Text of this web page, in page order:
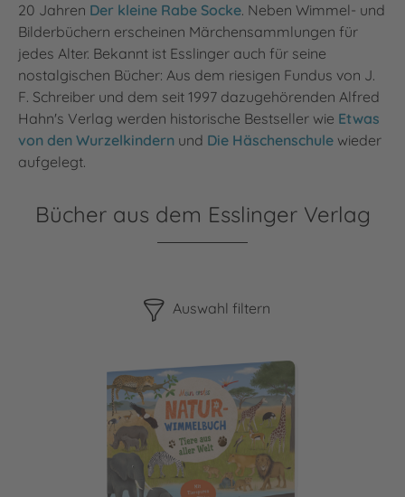
20 Jahren Der kleine Rabe Socke. Neben Wimmel- und
Bilderbüchern erscheinen Märchensammlungen für
jedes Alter. Bekannt ist Esslinger auch für seine
nostalgischen Bücher: Aus dem riesigen Fundus von J.
F. Schreiber und dem seit 1997 dazugehörenden Alfred
Hahn's Verlag werden historische Bestseller wie Etwas
von den Wurzelkindern und Die Häschenschule wieder
aufgelegt.
Bücher aus dem Esslinger Verlag
Auswahl filtern